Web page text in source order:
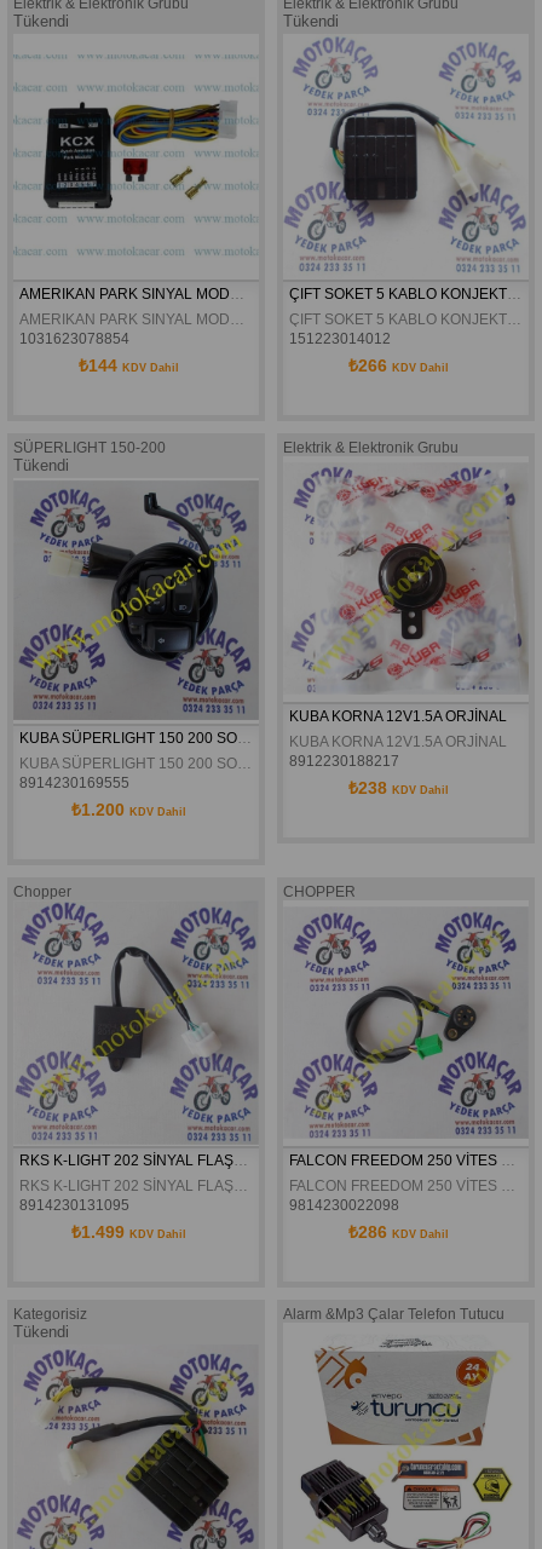
Tükendi
1031623078854
₺144 KDV Dahil
Tükendi
151223014012
₺266 KDV Dahil
SÜPERLIGHT 150-200
Tükendi
KUBA SÜPERLIGHT 150 200 SOL KUMANDA ORJINAL
KUBA SÜPERLIGHT 150 200 SOL KUMANDA ORJINAL
8914230169555
₺1.200 KDV Dahil
Elektrik & Elektronik Grubu
KUBA KORNA 12V1.5A ORJİNAL
KUBA KORNA 12V1.5A ORJİNAL
8912230188217
₺238 KDV Dahil
Chopper
RKS K-LIGHT 202 SİNYAL FLAŞÖRÜ ORJİNAL
RKS K-LIGHT 202 SİNYAL FLAŞÖRÜ ORJİNAL
8914230131095
₺1.499 KDV Dahil
CHOPPER
9814230022098
₺286 KDV Dahil
Kategorisiz
Tükendi
Alarm &Mp3 Çalar Telefon Tutucu